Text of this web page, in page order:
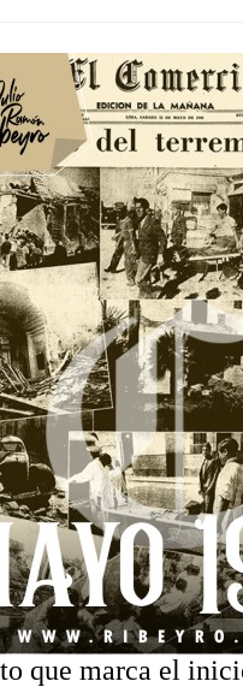
que marca el